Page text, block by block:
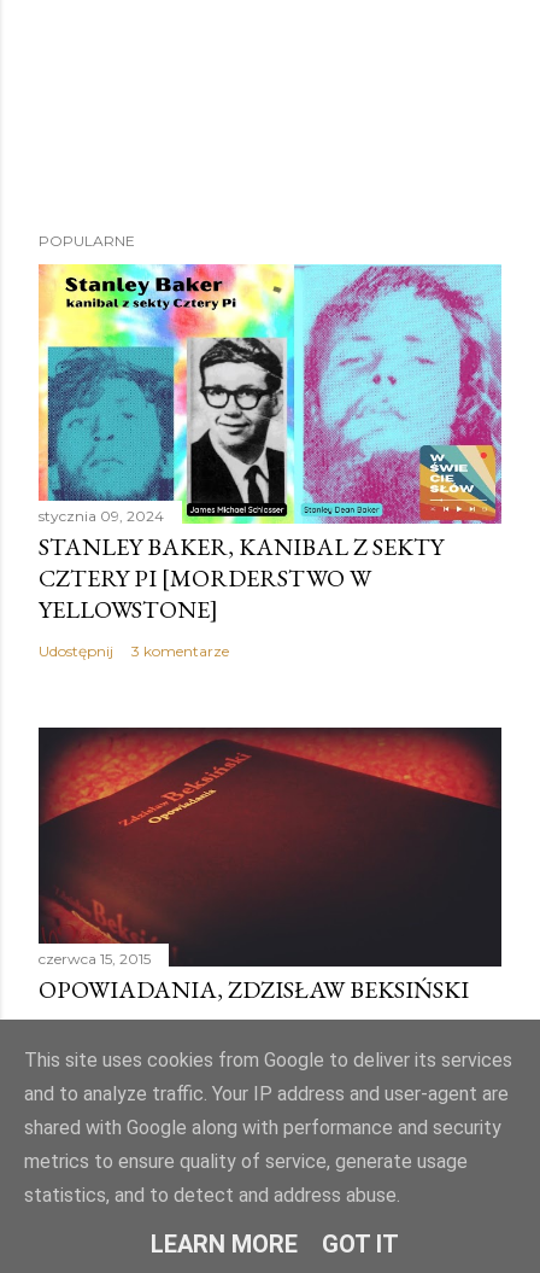
r
z
e
ś
l
i
j
k
o
m
e
n
t
a
z
POPULARNE
stycznia 09, 2024
STANLEY BAKER, KANIBAL Z SEKTY
CZTERY PI [MORDERSTWO W
YELLOWSTONE]
Udostępnij 3 komentarze
czerwca 15, 2015
OPOWIADANIA, ZDZISŁAW BEKSIŃSKI
This site uses cookies from Google to deliver its services
and to analyze traffic. Your IP address and user-agent are
shared with Google along with performance and security
metrics to ensure quality of service, generate usage
statistics, and to detect and address abuse.
LEARN MORE GOT IT